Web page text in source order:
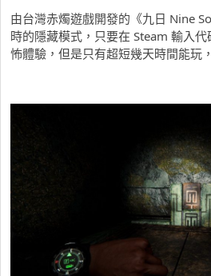
由台灣赤燭遊戲開發的《九日 Nine
時的隱藏模式，只要在 Steam 輸入
怖體驗，但是只有超短幾天時間能玩